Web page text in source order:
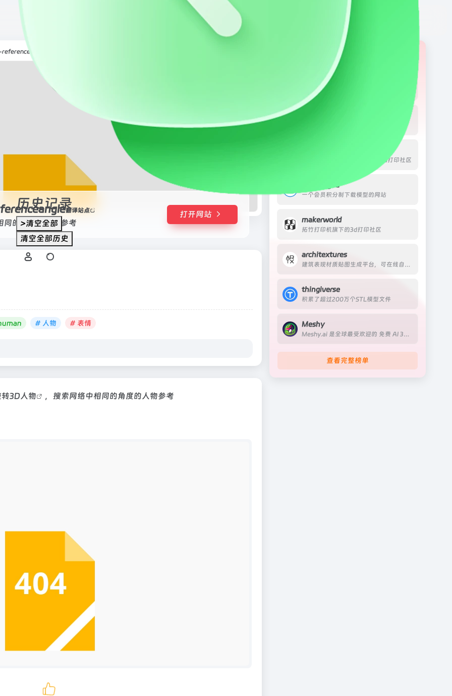
历史记录
>清空全部
清空全部历史
翻译站点
同的角度的人物参考
打开网站
# 人物 # 表情
的人物参考
3D人物 ，搜索网络中相同的角度的人物参考
posemaniacs
可以通过分享模型获得佣金的3d打印社区
enjoying3d
一个会员积分制下载模型的网站
makerworld
拓竹打印机旗下的3d打印社区
architextures
建筑表现材质贴图生成平台，可在线自定义贴图纹理大小
thingiverse
积累了超过200万个STL模型文件
Meshy
Meshy.ai 是全球最受欢迎的 免费 AI 3D 模型生成器 之一，核心定位是 “让 3D 创作全民可及”
查看完整榜单